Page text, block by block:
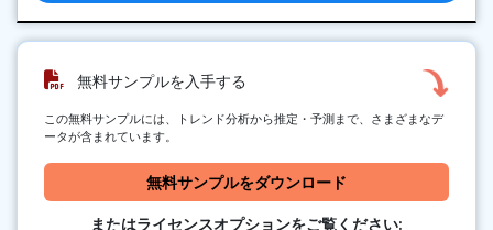
無料サンプルを入手する
この無料サンプルには、トレンド分析から推定・予測まで、さまざまなデ
ータが含まれています。
無料サンプルをダウンロード
またはライセンスオプションをご覧ください: